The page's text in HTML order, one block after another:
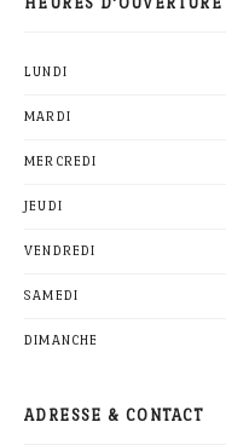
LUNDI
MARDI
MERCREDI
JEUDI
VENDREDI
SAMEDI
DIMANCHE
ADRESSE & CONTACT